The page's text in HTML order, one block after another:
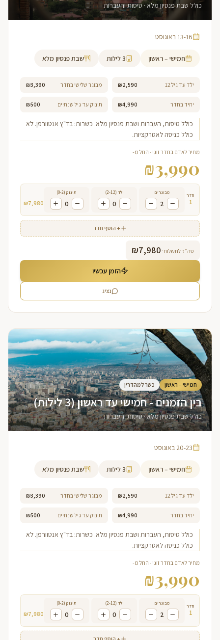
כולל שבת פנסיון מלא · טיסות והעברות
13-16 באוגוסט
חמישי – ראשון 3לילות שבת פנסיון מלא
ילד עד גיל 12 ₪2,590 מבוגר שלישי בחדר ₪3,390
יחיד בחדר ₪4,990 תינוק עד גיל שנתיים ₪500
כולל טיסות, העברות ושבת פנסיון מלא. כשרות: בד"ץ אנטוורפן. לא
כולל כניסה לאטרקציות.
מחיר לאדם בחדר זוגי · החל מ-
₪3,990
חדר
1
מבוגרים
2
ילד (2-12)
0
תינוק (0-2)
0
₪7,980
+ הוסף חדר
סה״כ לתשלום: ₪7,980
הזמן עכשיו
נציג
חמישי – ראשון כשר למהדרין
בין הזמנים - חמישי עד ראשון (3 לילות)
כולל שבת פנסיון מלא · טיסות והעברות
20-23 באוגוסט
חמישי – ראשון 3לילות שבת פנסיון מלא
ילד עד גיל 12 ₪2,590 מבוגר שלישי בחדר ₪3,390
יחיד בחדר ₪4,990 תינוק עד גיל שנתיים ₪500
כולל טיסות, העברות ושבת פנסיון מלא. כשרות: בד"ץ אנטוורפן. לא
כולל כניסה לאטרקציות.
מחיר לאדם בחדר זוגי · החל מ-
₪3,990
חדר
1
מבוגרים
2
ילד (2-12)
0
תינוק (0-2)
0
₪7,980